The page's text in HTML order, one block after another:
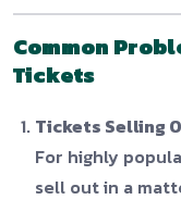
Common
Tickets
Tickets Selling
For highly
sell out in a